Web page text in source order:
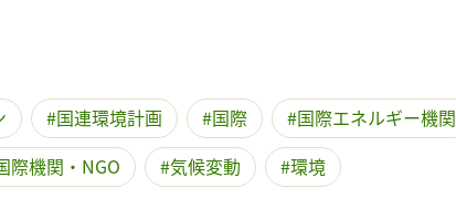
国連環境計画 国際
国際エネルギー機関
際機関・NGO 気候変動 環境